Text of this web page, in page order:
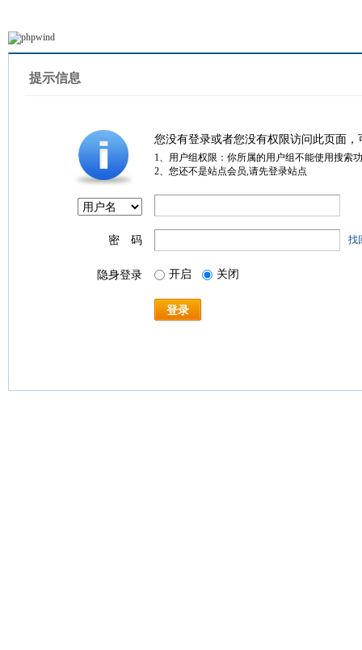
提示信息
您没有登录或者您没有权限访问此页面
1、用户组权限：你所属的用户组不能使用搜索
2、您还不是站点会员,请先登录站点
密 码 找
隐身登录 开启 关闭
登录